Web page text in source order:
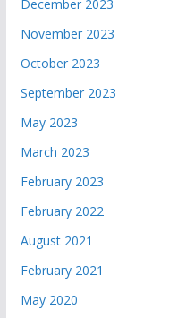
December 2023
November 2023
October 2023
September 2023
May 2023
March 2023
February 2023
February 2022
August 2021
February 2021
May 2020